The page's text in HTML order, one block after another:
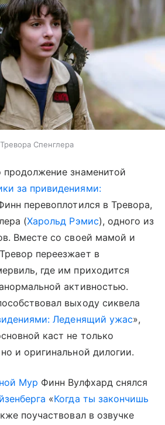
Спенглера
знаменитой
за привидениями:
перевоплотился в Тревора,
(Харольд Рэмис), одного из
Вместе со своей мамой и
переезжает в
где им приходится
активностью.
выходу сиквела
Леденящий ужас»,
каст не только
и оригинальной дилогии.
Мур Финн Вулфхард снялся
«Когда ты закончишь
поучаствовал в озвучке